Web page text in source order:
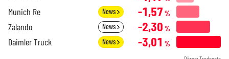
Munich Re News -1,57 %
Zalando News -2,30 %
Daimler Truck News -3,01 %